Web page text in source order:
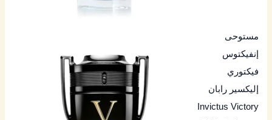
مستوحى
إنفيكتوس
فيكتوري
إليكسير رابان
Invictus Victory